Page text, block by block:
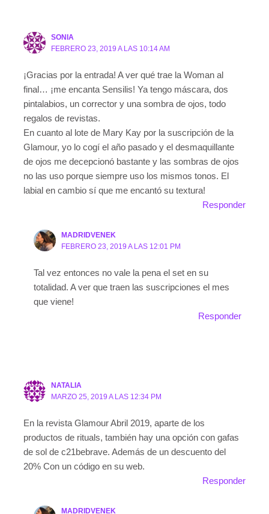
SONIA
FEBRERO 23, 2019 A LAS 10:14 AM
¡Gracias por la entrada! A ver qué trae la Woman al
final… ¡me encanta Sensilis! Ya tengo máscara, dos
pintalabios, un corrector y una sombra de ojos, todo
regalos de revistas.
En cuanto al lote de Mary Kay por la suscripción de la
Glamour, yo lo cogí el año pasado y el desmaquillante
de ojos me decepcionó bastante y las sombras de ojos
no las uso porque siempre uso los mismos tonos. El
labial en cambio sí que me encantó su textura!
Responder
MADRIDVENEK
FEBRERO 23, 2019 A LAS 12:01 PM
Tal vez entonces no vale la pena el set en su
totalidad. A ver que traen las suscripciones el mes
que viene!
Responder
NATALIA
MARZO 25, 2019 A LAS 12:34 PM
En la revista Glamour Abril 2019, aparte de los
productos de rituals, también hay una opción con gafas
de sol de c21bebrave. Además de un descuento del
20% Con un código en su web.
Responder
MADRIDVENEK